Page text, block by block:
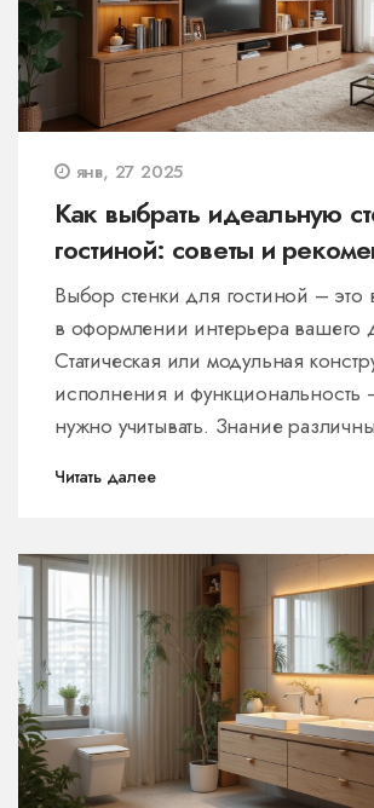
янв, 27 2025
Как выбрать идеальную
гостиной: советы и
Выбор стенки для гостиной – это
в оформлении интерьера вашего
Статическая или модульная
исполнения и функциональность
нужно учитывать. Знание
поможет создать уютное и
чтобы сделать осознанный выбор
идеальное решение для вашего
Читать далее